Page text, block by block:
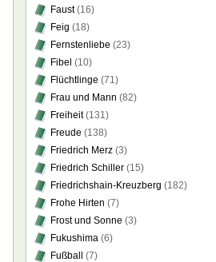
Faust(16)
Feig (18)
Fernstenliebe (23)
Fibel (10)
Flüchtlinge (71)
Frau und Mann (82)
Freiheit(131)
Freude (138)
Friedrich Merz (3)
Friedrich Schiller (15)
Friedrichshain-Kreuzberg (182)
Frohe Hirten (7)
Frost und Sonne (3)
Fukushima (6)
Fußball
(7)